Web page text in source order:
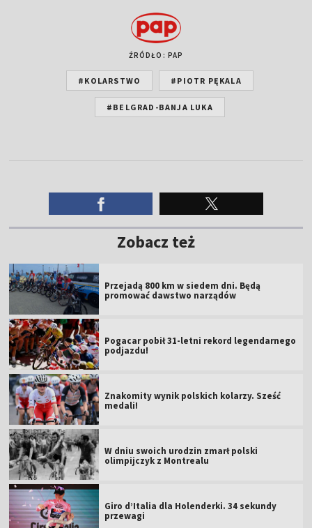
ŹRÓDŁO: PAP
#KOLARSTWO #PIOTR PĘKALA
#BELGRAD-BANJA LUKA
Zobacz też
Przejadą 800 km w siedem dni. Będą
promować dawstwo narządów
Pogacar pobił 31-letni rekord legendarnego
podjazdu!
Znakomity wynik polskich kolarzy. Sześć
medali!
W dniu swoich urodzin zmarł polski
olimpijczyk z Montrealu
Giro d’Italia dla Holenderki. 34 sekundy
przewagi